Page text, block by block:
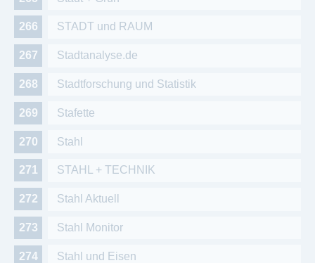
STADT und RAUM
Stadtanalyse.de
Stadtforschung und Statistik
Stafette
Stahl
STAHL + TECHNIK
Stahl Aktuell
Stahl Monitor
Stahl und Eisen